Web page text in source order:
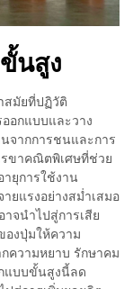
นสูง
สมัยที่ปฏิวัติ
อกแบบและวาง
จากการชนและการ
ขาคณิตพิเศษที่ช่วย
ยุการใช้งาน
ยแรงอย่างสม่ำเสมอ
จนำไปสู่การเสีย
องปุ่มให้ความ
ความหยาบ รักษาคม
แบบขั้นสูงนี้ลด